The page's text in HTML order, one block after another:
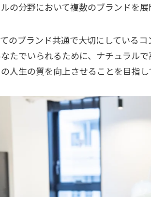
の分野において複数のブランドを展
のブランド共通で大切にしている
たでいられるために、ナチュラル
人生の質を向上させることを目指し